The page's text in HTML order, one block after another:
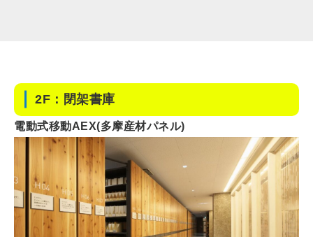
2F：閉架書庫
電動式移動AEX(多摩産材パネル)